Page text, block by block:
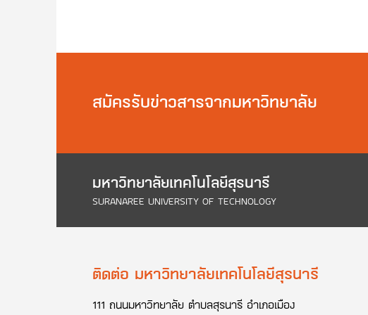
สมัครรับข่าวสารจากมหาวิทยาลัย
มหาวิทยาลัยเทคโนโลยีสุรนารี
SURANAREE UNIVERSITY OF TECHNOLOGY
ติดต่อ มหาวิทยาลัยเทคโนโลยีสุรนารี
111 ถนนมหาวิทยาลัย ตำบลสุรนารี อำเภอเมือง